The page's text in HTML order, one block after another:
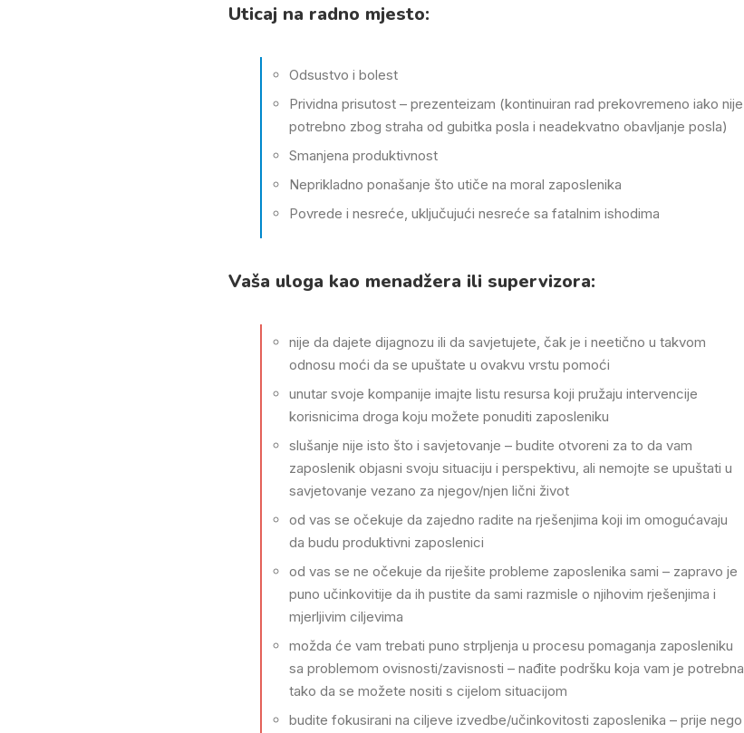
Uticaj na radno mjesto:
Odsustvo i bolest
Prividna prisutost – prezenteizam (kontinuiran rad prekovremeno iako nije
potrebno zbog straha od gubitka posla i neadekvatno obavljanje posla)
Smanjena produktivnost
Neprikladno ponašanje što utiče na moral zaposlenika
Povrede i nesreće, uključujući nesreće sa fatalnim ishodima
Vaša uloga kao menadžera ili supervizora:
nije da dajete dijagnozu ili da savjetujete, čak je i neetično u takvom
odnosu moći da se upuštate u ovakvu vrstu pomoći
unutar svoje kompanije imajte listu resursa koji pružaju intervencije
korisnicima droga koju možete ponuditi zaposleniku
slušanje nije isto što i savjetovanje – budite otvoreni za to da vam
zaposlenik objasni svoju situaciju i perspektivu, ali nemojte se upuštati u
savjetovanje vezano za njegov/njen lični život
od vas se očekuje da zajedno radite na rješenjima koji im omogućavaju
da budu produktivni zaposlenici
od vas se ne očekuje da riješite probleme zaposlenika sami – zapravo je
puno učinkovitije da ih pustite da sami razmisle o njihovim rješenjima i
mjerljivim ciljevima
možda će vam trebati puno strpljenja u procesu pomaganja zaposleniku
sa problemom ovisnosti/zavisnosti – nađite podršku koja vam je potrebna
tako da se možete nositi s cijelom situacijom
budite fokusirani na ciljeve izvedbe/učinkovitosti zaposlenika – prije nego